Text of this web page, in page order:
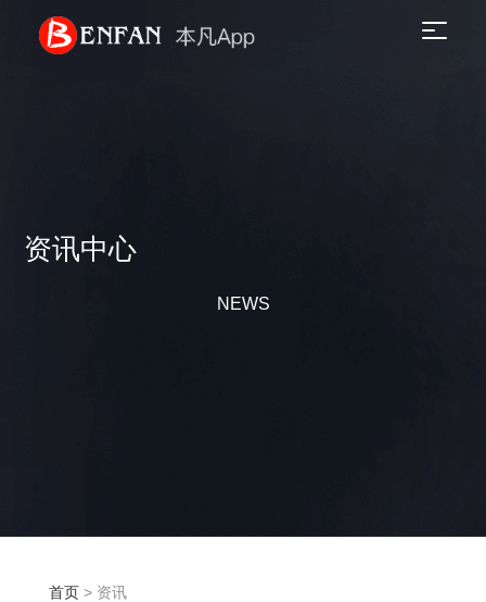
资讯中心
NEWS
首页> 资讯